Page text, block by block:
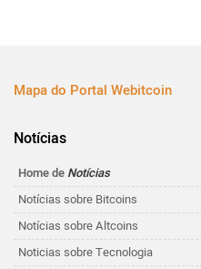
Mapa do Portal Webitcoin
Notícias
Home de Notícias
Notícias sobre Bitcoins
Notícias sobre Altcoins
Noticias sobre Tecnologia